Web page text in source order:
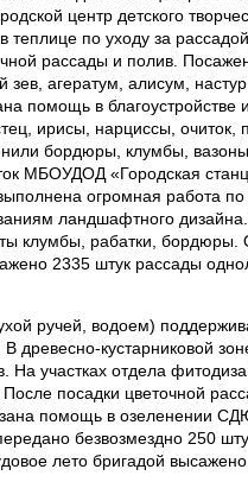
центр детского
по уходу за
рассады и полив.
агератум, алисум,
помощь в благоустройстве
ирисы, нарциссы, очиток,
бордюры, клумбы,
МБОУДОД «Городская
огромная работа по
ландшафтного дизайна.
клумбы, рабатки,
2335 штук рассады
ручей, водоем)
древесно-кустарниковой
На участках отдела
посадки цветочной
помощь в озеленении
безвозмездно 250
лето бригадой